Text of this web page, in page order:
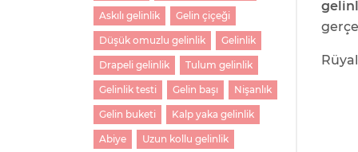
Askılı gelinlik Gelin çiçeği
Düşük omuzlu gelinlik Gelinlik
Drapeli gelinlik Tulum gelinlik
Gelinlik testi Gelin başı Nişanlık
Gelin buketi Kalp yaka gelinlik
Abiye Uzun kollu gelinlik